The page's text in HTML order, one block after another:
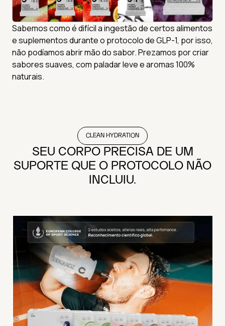
Sabemos como é difícil a ingestão de certos alimentos
e suplementos durante o protocolo de GLP-1, por isso,
não podíamos abrir mão do sabor. Prezamos por criar
sabores suaves, com paladar leve e aromas 100%
naturais.
CLEAN HYDRATION
SEU CORPO PRECISA DE UM
SUPORTE QUE O PROTOCOLO NÃO
INCLUIU.